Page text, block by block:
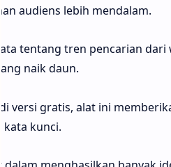
audiens lebih mendalam.
tentang tren pencarian
naik daun.
versi gratis, alat ini
kata kunci.